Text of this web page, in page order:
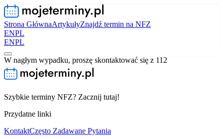
Strona GłównaArtykułyZnajdź termin na NFZ
ENPL
ENPL
W nagłym wypadku, proszę skontaktować się z 112
Szybkie terminy NFZ? Zacznij tutaj!
Przydatne linki
KontaktCzęsto Zadawane Pytania